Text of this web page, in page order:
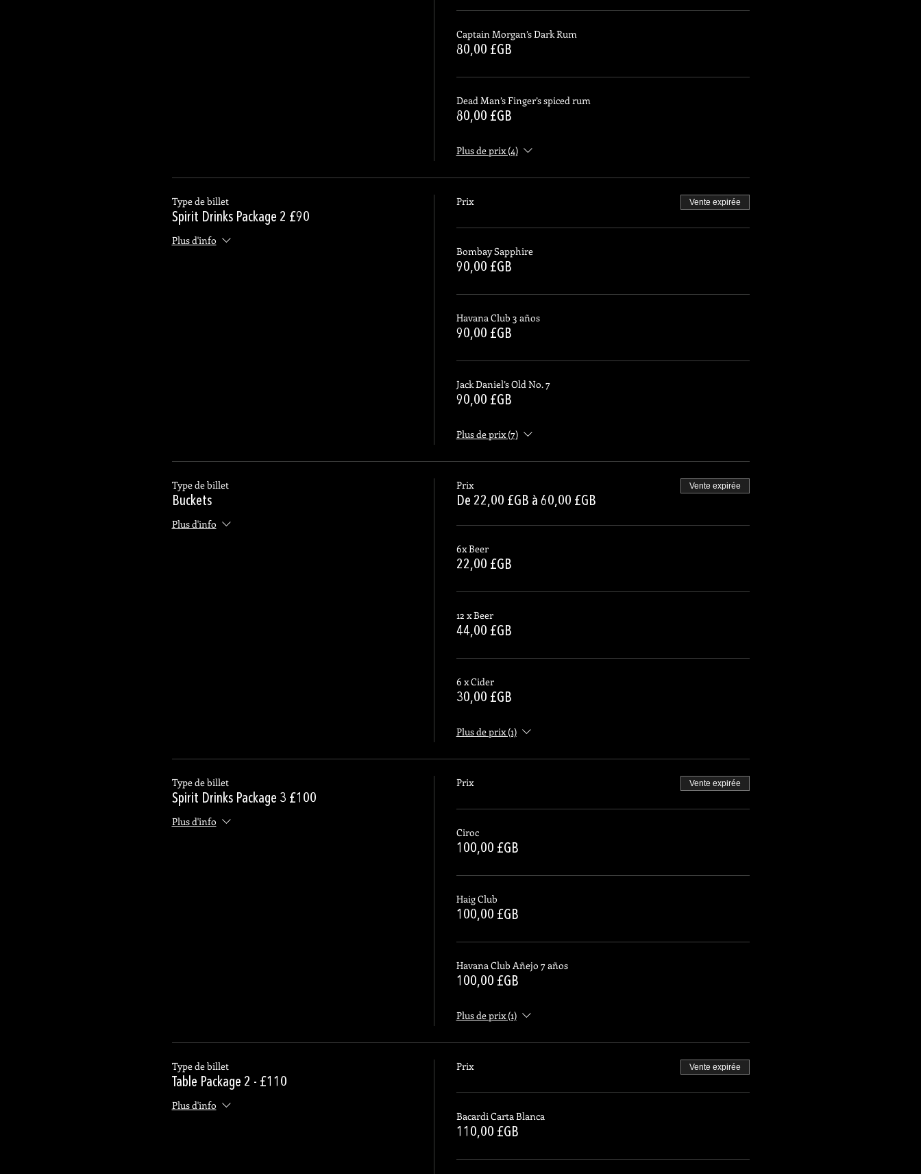
Captain Morgan’s Dark Rum
80,00 £GB
Dead Man’s Finger’s spiced rum
80,00 £GB
Plus de prix (4)
Type de billet
Spirit Drinks Package 2 £90
Plus d'info
Prix Vente expirée
Bombay Sapphire
90,00 £GB
Havana Club 3 años
90,00 £GB
Jack Daniel’s Old No. 7
90,00 £GB
Plus de prix (7)
Type de billet
Buckets
Plus d'info
Prix
De 22,00 £GB à 60,00 £GB
Vente expirée
6x Beer
22,00 £GB
12 x Beer
44,00 £GB
6 x Cider
30,00 £GB
Plus de prix (1)
Type de billet
Spirit Drinks Package 3 £100
Plus d'info
Prix Vente expirée
Ciroc
100,00 £GB
Haig Club
100,00 £GB
Havana Club Añejo 7 años
100,00 £GB
Plus de prix (1)
Type de billet
Table Package 2 - £110
Plus d'info
Prix Vente expirée
Bacardi Carta Blanca
110,00 £GB